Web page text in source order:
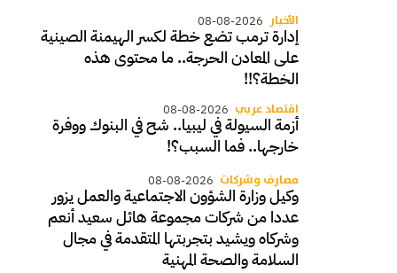
الأخبار 08-08-2026
إدارة ترمب تضع خطة لكسر الهيمنة الصينية
على المعادن الحرجة.. ما محتوى هذه
الخطة؟!!
اقتصاد عربي 08-08-2026
أزمة السيولة في ليبيا.. شح في البنوك ووفرة
خارجها.. فما السبب؟!
مصارف وشركات 08-08-2026
وكيل وزارة الشؤون الاجتماعية والعمل يزور
عددا من شركات مجموعة هائل سعيد أنعم
وشركاه ويشيد بتجربتها المتقدمة في مجال
السلامة والصحة المهنية